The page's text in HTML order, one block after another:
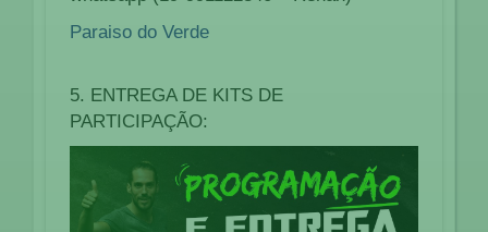
Paraiso do Verde
5. ENTREGA DE KITS DE
PARTICIPAÇÃO: